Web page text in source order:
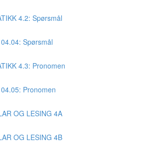
4.2: Spørsmål
Spørsmål
4.3: Pronomen
Pronomen
OG LESING 4A
OG LESING 4B